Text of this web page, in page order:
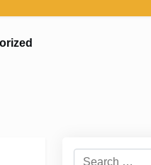
Search